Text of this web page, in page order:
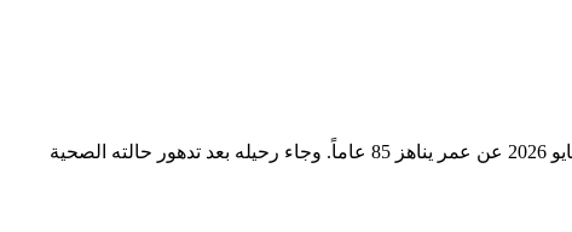
فقدت الساحة الفنية العربية قامة موسيقية استثنائية، برحيل عميد الأغنية المغربية، الموسيقار عبد الوهاب الدكالي، وذلك يوم الجمعة 8 مايو 2026 عن عمر يناهز 85 عاماً. وجاء رحيله بعد تدهور حالته الصحية